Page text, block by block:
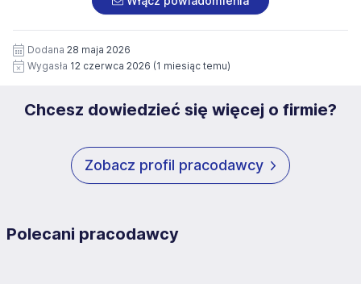
siedziby administratora.
https://www.workprofit.pl/klauzula-informacyjna.html
wizerunku), na potrzeby przyszłych rekrutacji przez okres
12 miesięcy. Zgoda jest dobrowolna i może być w każdym
czasie wycofana.
Dodana 28 maja 2026
Wygasła 12 czerwca 2026 (1 miesiąc temu)
Chcesz dowiedzieć się więcej o firmie?
Zobacz profil pracodawcy
Polecani pracodawcy